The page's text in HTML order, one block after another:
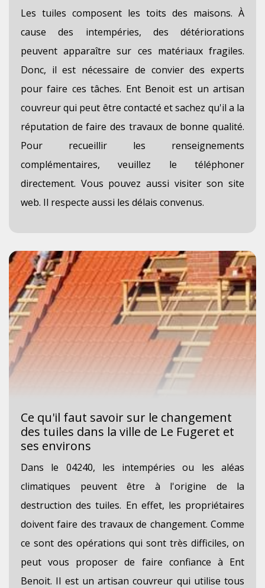
Les tuiles composent les toits des maisons. À
cause des intempéries, des détériorations
peuvent apparaître sur ces matériaux fragiles.
Donc, il est nécessaire de convier des experts
pour faire ces tâches. Ent Benoit est un artisan
couvreur qui peut être contacté et sachez qu'il a la
réputation de faire des travaux de bonne qualité.
Pour recueillir les renseignements
complémentaires, veuillez le téléphoner
directement. Vous pouvez aussi visiter son site
web. Il respecte aussi les délais convenus.
Ce qu'il faut savoir sur le changement
des tuiles dans la ville de Le Fugeret et
ses environs
Dans le 04240, les intempéries ou les aléas
climatiques peuvent être à l'origine de la
destruction des tuiles. En effet, les propriétaires
doivent faire des travaux de changement. Comme
ce sont des opérations qui sont très difficiles, on
peut vous proposer de faire confiance à Ent
Benoit. Il est un artisan couvreur qui utilise tous